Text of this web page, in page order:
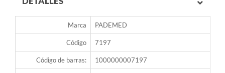
Marca PADEMED
Código 7197
Código de barras: 1000000007197